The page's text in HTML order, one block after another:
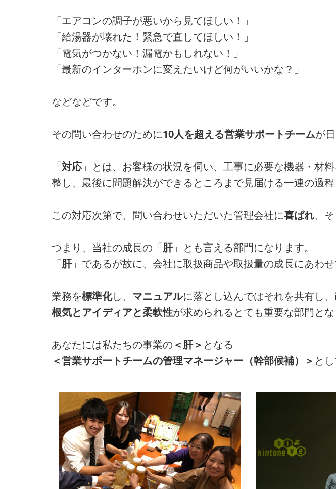
「エアコンの調子が悪いから見てほしい！」
「給湯器が壊れた！緊急で直してほしい！」
「電気がつかない！漏電かもしれない！」
「最新のインターホンに変えたいけど何がいいかな？」
などなどです。
その問い合わせのために10人を超える営業サポートチームが
「対応」とは、お客様の状況を伺い、工事に必要な機器・材
整し、最後に問題解決ができるところまで見届ける一連の過程
この対応次第で、問い合わせいただいた管理会社に喜ばれ、
つまり、当社の成長の「肝」とも言える部門になります。
「肝」であるが故に、会社に取扱商品や取扱量の成長にあわせ
業務を標準化し、 マニュアルに落とし込んではそれを共有し、
根気とアイディアと柔軟性が求められるとても重要な部門とな
あなたには私たちの事業の ＜肝＞ となる
＜営業サポートチームの管理マネージャー（幹部候補）＞ と